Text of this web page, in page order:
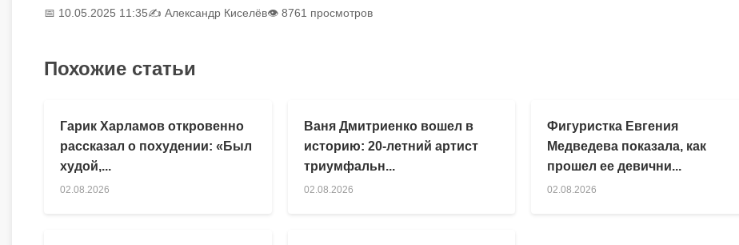
📅 10.05.2025 11:35✍️ Александр Киселёв👁 8761 просмотров
Похожие статьи
Гарик Харламов откровенно
рассказал о похудении: «Был
худой,...
02.08.2026
Ваня Дмитриенко вошел в
историю: 20-летний артист
триумфальн...
02.08.2026
Фигуристка Евгения
Медведева показала, как
прошел ее девични...
02.08.2026